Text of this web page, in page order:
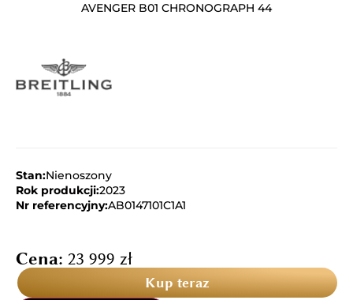
AVENGER B01 CHRONOGRAPH 44
Stan:Nienoszony
Rok produkcji:2023
Nr referencyjny:AB0147101C1A1
Cena: 23 999 zł
Kup teraz